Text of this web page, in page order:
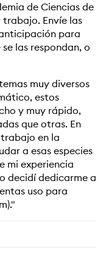
de Ciencias de
Envíe las
para
las respondan, o
muy diversos
estos
y muy rápido,
que otras. En
en la
a esas especies
mi experiencia
decidí dedicarme a
uso para